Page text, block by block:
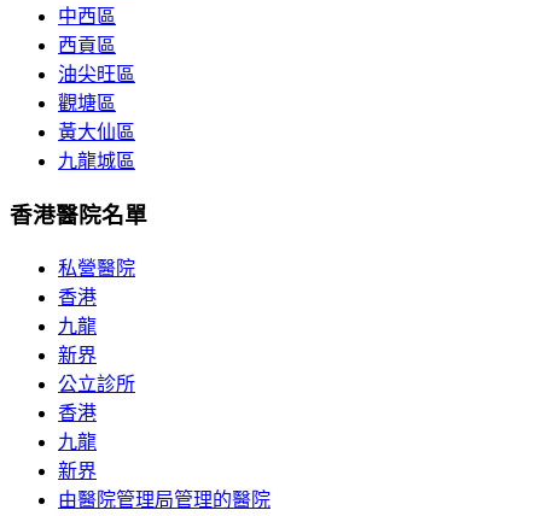
中西區
西貢區
油尖旺區
觀塘區
黃大仙區
九龍城區
香港醫院名單
私營醫院
香港
九龍
新界
公立診所
香港
九龍
新界
由醫院管理局管理的醫院